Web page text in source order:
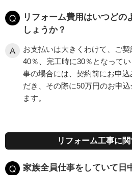
リフォーム費用はいつどの
しょうか？
お支払いは大きくわけて、ご契
40％、完工時に30％となってい
事の場合には、契約前にお申
だき、その際に50万円のお申
ます。
リフォーム工事に
家族全員仕事をしていて日